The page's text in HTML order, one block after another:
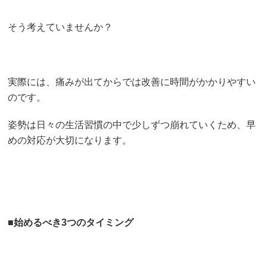
そう考えていませんか？
実際には、痛みが出てからでは改善に時間がかかりやすい
のです。
姿勢は日々の生活習慣の中で少しずつ崩れていくため、早
めの対応が大切になります。
■始めるべき3つのタイミング